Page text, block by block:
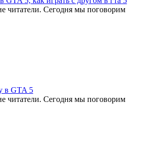
читатели. Сегодня мы поговорим
в GTA 5
читатели. Сегодня мы поговорим